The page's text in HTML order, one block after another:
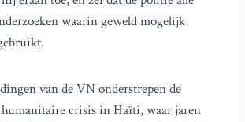
waarin geweld mogelijk
van de VN onderstrepen de
humanitaire crisis in Haïti, waar jaren